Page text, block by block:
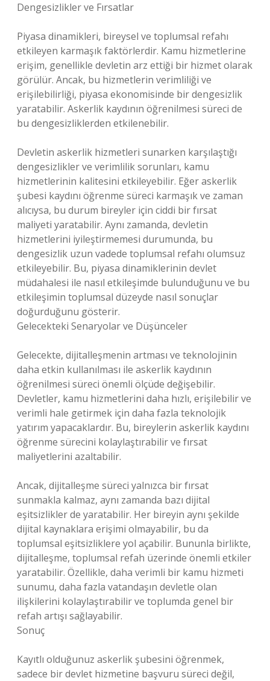
Dengesizlikler ve Fırsatlar
Piyasa dinamikleri, bireysel ve toplumsal refahı
etkileyen karmaşık faktörlerdir. Kamu hizmetlerine
erişim, genellikle devletin arz ettiği bir hizmet olarak
görülür. Ancak, bu hizmetlerin verimliliği ve
erişilebilirliği, piyasa ekonomisinde bir dengesizlik
yaratabilir. Askerlik kaydının öğrenilmesi süreci de
bu dengesizliklerden etkilenebilir.
Devletin askerlik hizmetleri sunarken karşılaştığı
dengesizlikler ve verimlilik sorunları, kamu
hizmetlerinin kalitesini etkileyebilir. Eğer askerlik
şubesi kaydını öğrenme süreci karmaşık ve zaman
alıcıysa, bu durum bireyler için ciddi bir fırsat
maliyeti yaratabilir. Aynı zamanda, devletin
hizmetlerini iyileştirmemesi durumunda, bu
dengesizlik uzun vadede toplumsal refahı olumsuz
etkileyebilir. Bu, piyasa dinamiklerinin devlet
müdahalesi ile nasıl etkileşimde bulunduğunu ve bu
etkileşimin toplumsal düzeyde nasıl sonuçlar
doğurduğunu gösterir.
Gelecekteki Senaryolar ve Düşünceler
Gelecekte, dijitalleşmenin artması ve teknolojinin
daha etkin kullanılması ile askerlik kaydının
öğrenilmesi süreci önemli ölçüde değişebilir.
Devletler, kamu hizmetlerini daha hızlı, erişilebilir ve
verimli hale getirmek için daha fazla teknolojik
yatırım yapacaklardır. Bu, bireylerin askerlik kaydını
öğrenme sürecini kolaylaştırabilir ve fırsat
maliyetlerini azaltabilir.
Ancak, dijitalleşme süreci yalnızca bir fırsat
sunmakla kalmaz, aynı zamanda bazı dijital
eşitsizlikler de yaratabilir. Her bireyin aynı şekilde
dijital kaynaklara erişimi olmayabilir, bu da
toplumsal eşitsizliklere yol açabilir. Bununla birlikte,
dijitalleşme, toplumsal refah üzerinde önemli etkiler
yaratabilir. Özellikle, daha verimli bir kamu hizmeti
sunumu, daha fazla vatandaşın devletle olan
ilişkilerini kolaylaştırabilir ve toplumda genel bir
refah artışı sağlayabilir.
Sonuç
Kayıtlı olduğunuz askerlik şubesini öğrenmek,
sadece bir devlet hizmetine başvuru süreci değil,